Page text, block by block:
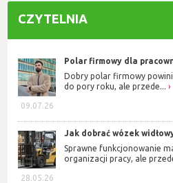
CZYTELNIA
09.07.26
Polar firmowy dla
Dobry polar firmowy
do pory roku, ale przede...
28.05.26
Jak dobrać wózek
Sprawne funkcjonowanie
organizacji pracy, ale